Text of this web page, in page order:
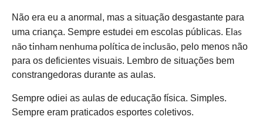
Não era eu a anormal, mas a situação desgastante para
uma criança. Sempre estudei em escolas públicas. Elas
não tinham nenhuma política de inclusão, pelo menos não
para os deficientes visuais. Lembro de situações bem
constrangedoras durante as aulas.
Sempre odiei as aulas de educação física. Simples.
Sempre eram praticados esportes coletivos.